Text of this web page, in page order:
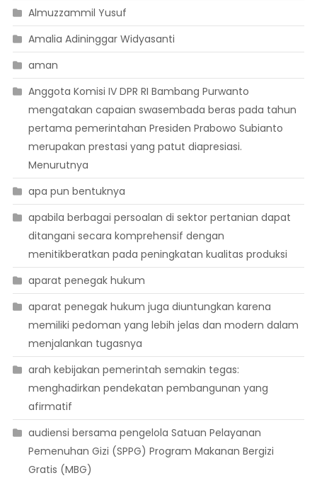
Almuzzammil Yusuf
Amalia Adininggar Widyasanti
aman
Anggota Komisi IV DPR RI Bambang Purwanto
mengatakan capaian swasembada beras pada tahun
pertama pemerintahan Presiden Prabowo Subianto
merupakan prestasi yang patut diapresiasi.
Menurutnya
apa pun bentuknya
apabila berbagai persoalan di sektor pertanian dapat
ditangani secara komprehensif dengan
menitikberatkan pada peningkatan kualitas produksi
aparat penegak hukum
aparat penegak hukum juga diuntungkan karena
memiliki pedoman yang lebih jelas dan modern dalam
menjalankan tugasnya
arah kebijakan pemerintah semakin tegas:
menghadirkan pendekatan pembangunan yang
afirmatif
audiensi bersama pengelola Satuan Pelayanan
Pemenuhan Gizi (SPPG) Program Makanan Bergizi
Gratis (MBG)